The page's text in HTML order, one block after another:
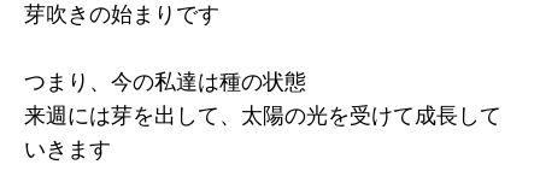
芽吹きの始まりです
つまり、今の私達は種の状態
来週には芽を出して、太陽の光を受けて成長して
いきます